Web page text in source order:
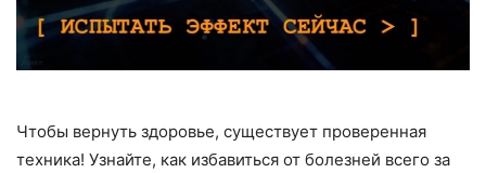
Чтобы вернуть здоровье, существует проверенная
техника! Узнайте, как избавиться от болезней всего за